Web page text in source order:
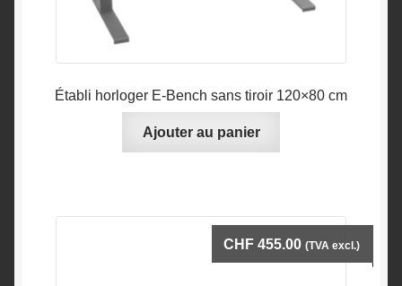
Établi horloger E-Bench sans tiroir 120×80 cm
Ajouter au panier
CHF 455.00 (TVA excl.)